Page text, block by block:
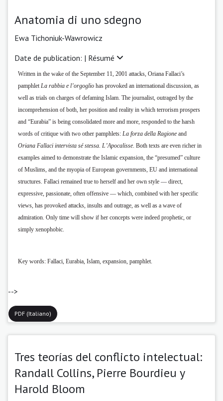
Anatomia di uno sdegno
Ewa Tichoniuk-Wawrowicz
Date de publication: | Résumé
Written in the wake of the September 11, 2001 attacks, Oriana Fallaci’s
pamphletLa rabbia e l’orgoglio has provoked an international discussion, as
well as trials on charges of defaming Islam. The journalist, outraged by the
incomprehension of both, her position and reality in which terrorism prospers
and “Eurabia” is being consolidated more and more, responded to the harsh
words of critique with two other pamphlets: La forza della Ragione and
Oriana Fallaci intervista sé stessa. L’Apocalisse. Both texts are even richer in
examples aimed to demonstrate the Islamic expansion, the “presumed” culture
of Muslims, and the myopia of European governments, EU and international
structures. Fallaci remained true to herself and her own style — direct,
expressive, passionate, often offensive — which, combined with her specific
views, has provoked attacks, insults and outrage, as well as a wave of
admiration. Only time will show if her concepts were indeed prophetic, or
simply xenophobic.
Key words: Fallaci, Eurabia, Islam, expansion, pamphlet.
-->
PDF (Italiano)
Tres teorías del conflicto intelectual:
Randall Collins, Pierre Bourdieu y
Harold Bloom